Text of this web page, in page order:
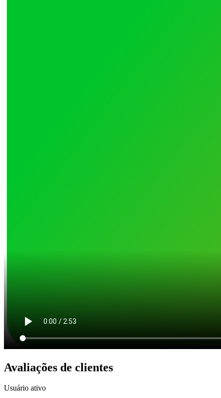
Avaliações de clientes
Usuário ativo